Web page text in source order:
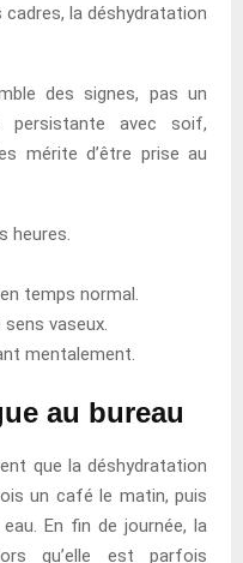
cadres, la déshydratation
des signes, pas un
persistante avec soif,
mérite d’être prise au
heures.
temps normal.
vaseux.
mentalement.
au bureau
que la déshydratation
un café le matin, puis
En fin de journée, la
qu’elle est parfois